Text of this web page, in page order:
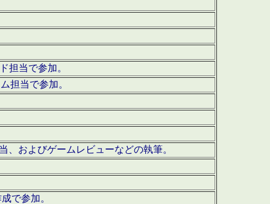
担当で参加。
担当で参加。
、およびゲームレビューなどの執筆。
で参加。